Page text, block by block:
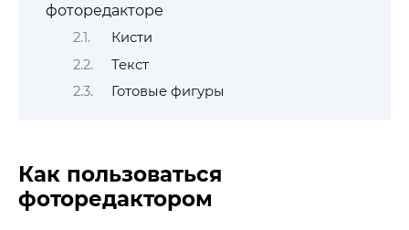
фоторедакторе
Кисти
Текст
Готовые фигуры
Как пользоваться
фоторедактором